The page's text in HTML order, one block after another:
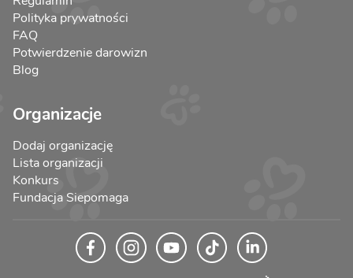
Polityka prywatności
FAQ
Potwierdzenie darowizn
Blog
Organizacje
Dodaj organizację
Lista organizacji
Konkurs
Fundacja Siepomaga